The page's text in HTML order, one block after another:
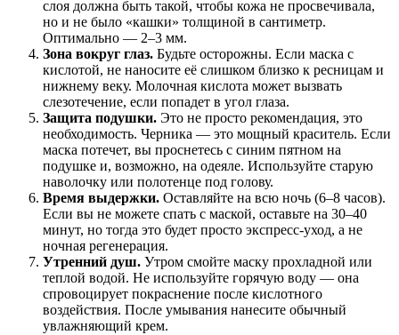
слоя должна быть такой, чтобы кожа не просвечивала,
но и не было «кашки» толщиной в сантиметр.
Оптимально — 2–3 мм.
Зона вокруг глаз. Будьте осторожны. Если маска с
кислотой, не наносите её слишком близко к ресницам и
нижнему веку. Молочная кислота может вызвать
слезотечение, если попадет в угол глаза.
Защита подушки. Это не просто рекомендация, это
необходимость. Черника — это мощный краситель. Если
маска потечет, вы проснетесь с синим пятном на
подушке и, возможно, на одеяле. Используйте старую
наволочку или полотенце под голову.
Время выдержки. Оставляйте на всю ночь (6–8 часов).
Если вы не можете спать с маской, оставьте на 30–40
минут, но тогда это будет просто экспресс-уход, а не
ночная регенерация.
Утренний душ. Утром смойте маску прохладной или
теплой водой. Не используйте горячую воду — она
спровоцирует покраснение после кислотного
воздействия. После умывания нанесите обычный
увлажняющий крем.